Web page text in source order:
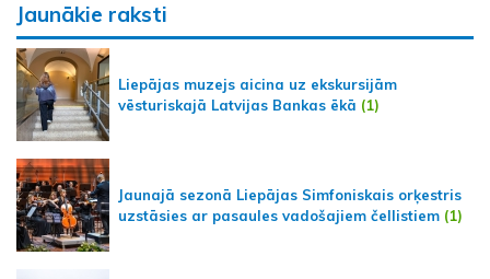
Jaunākie raksti
Liepājas muzejs aicina uz ekskursijām
vēsturiskajā Latvijas Bankas ēkā (1)
Jaunajā sezonā Liepājas Simfoniskais orķestris
uzstāsies ar pasaules vadošajiem čellistiem (1)